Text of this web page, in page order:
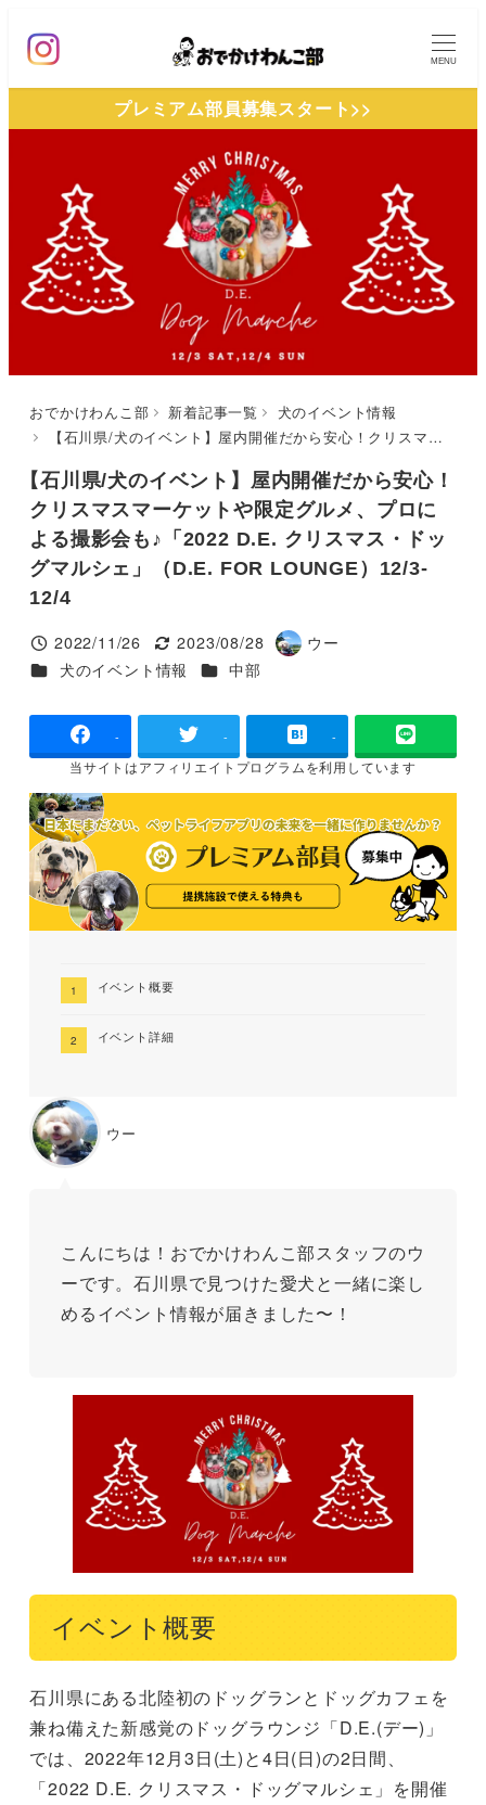
ン
移
MENU
プレミアム部員募集スタート>>
おでかけわんこ部 新着記事一覧
犬のイベント情報
【石川県/犬のイベント】屋内開催だから安心！クリスマスマーケットや限定グルメ、プロによる撮影会も♪「2022 D.E. クリスマス・ドッグマルシェ」（D.E. FOR LOUNGE）12/3-12/4
【石川県/犬のイベント】屋内開催だから安心！
クリスマスマーケットや限定グルメ、プロに
よる撮影会も♪「2022 D.E. クリスマス・ドッ
グマルシェ」（D.E. FOR LOUNGE）12/3-
12/4
投稿日
2022/11/26
更新日
2023/08/28
著
ウー
カテゴリー
犬のイベント情報 カテゴリー
中部
- - -
当サイトはアフィリエイトプログラムを利用しています
イベント概要
イベント詳細
ウー
こんにちは！おでかけわんこ部スタッフのウ
ーです。石川県で見つけた愛犬と一緒に楽し
めるイベント情報が届きました〜！
イベント概要
石川県にある北陸初のドッグランとドッグカフェを
兼ね備えた新感覚のドッグラウンジ「D.E.(デー)」
では、2022年12月3日(土)と4日(日)の2日間、
「2022 D.E. クリスマス・ドッグマルシェ」を開催